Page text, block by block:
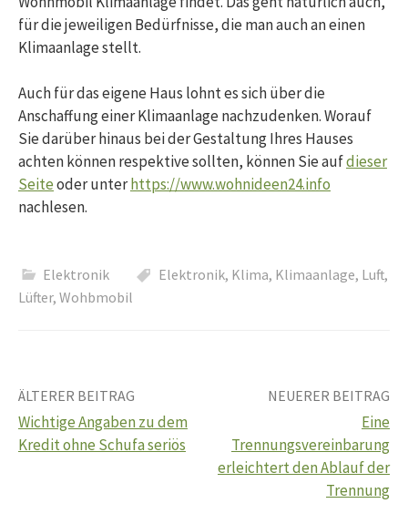
für die jeweiligen Bedürfnisse, die man auch an einen
Klimaanlage stellt.
Auch für das eigene Haus lohnt es sich über die
Anschaffung einer Klimaanlage nachzudenken. Worauf
Sie darüber hinaus bei der Gestaltung Ihres Hauses
achten können respektive sollten, können Sie aufdieser
Seiteoder unterhttps://www.wohnideen24.info
nachlesen.
Elektronik Elektronik, Klima, Klimaanlage, Luft,
Lüfter, Wohbmobil
Beitrags-
Navigation
ÄLTERER BEITRAG
Wichtige Angaben zu dem
Kredit ohne Schufa seriös
NEUERER BEITRAG
Eine
Trennungsvereinbarung
erleichtert den Ablauf der
Trennung